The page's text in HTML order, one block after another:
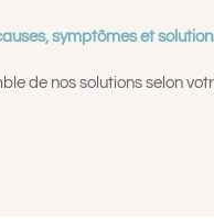
symptômes et
de nos solutions selon